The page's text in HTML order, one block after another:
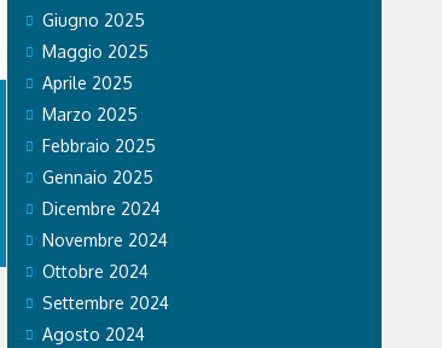
Giugno 2025
Maggio 2025
Aprile 2025
Marzo 2025
Febbraio 2025
Gennaio 2025
Dicembre 2024
Novembre 2024
Ottobre 2024
Settembre 2024
Agosto 2024